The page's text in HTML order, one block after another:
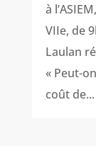
à
VIIe, de
Laulan
« Peut-
coût de...